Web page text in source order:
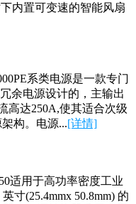
内置可变速的智能风扇
系类电源是一款专门
余电源设计的，主输出
高达250A,使其适合次级
构。电源...[详情]
适用于高功率密度工业
寸(25.4mmx 50.8mm) 的